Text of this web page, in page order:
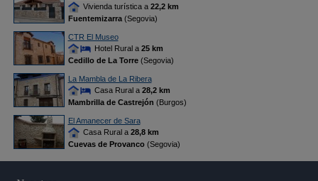
Vivienda turística a 22,2 km
Fuentemizarra(Segovia)
CTR El Museo
Hotel Rural a 25 km
Cedillo de La Torre(Segovia)
La Mambla de La Ribera
Casa Rural a 28,2 km
Mambrilla de Castrejón (Burgos)
El Amanecer de Sara
Casa Rural a 28,8 km
Cuevas de Provanco(Segovia)